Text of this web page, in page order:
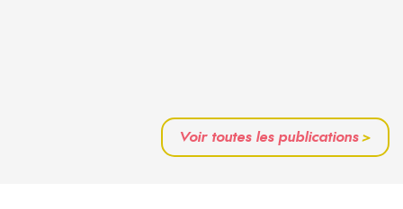
Voir toutes les publications>